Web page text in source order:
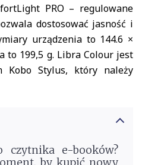
PRO – regulowane
dostosować jasność i
urządzenia to 144.6 ×
to 199,5 g. Libra Colour jest
Kobo Stylus, który należy
czytnika e-booków?
by kupić nowy